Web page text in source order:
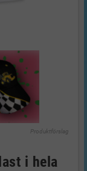
Produktförslag
i hela